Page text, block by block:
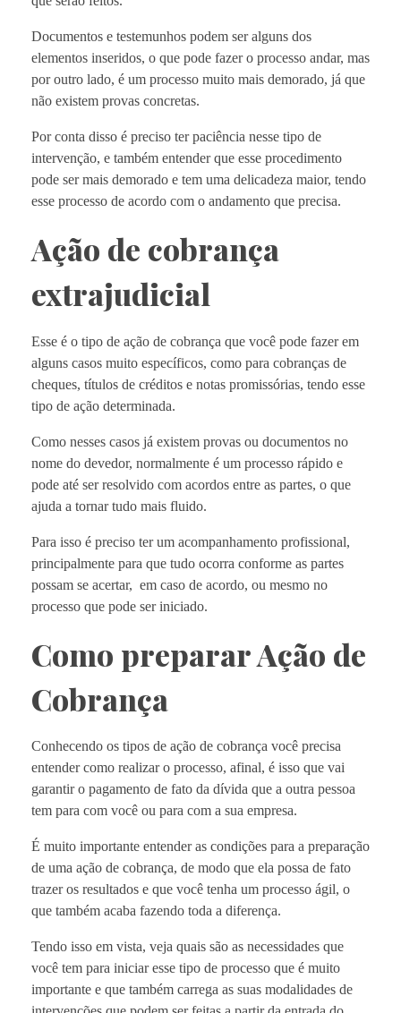
Documentos e testemunhos podem ser alguns dos
elementos inseridos, o que pode fazer o processo andar, mas
por outro lado, é um processo muito mais demorado, já que
não existem provas concretas.
Por conta disso é preciso ter paciência nesse tipo de
intervenção, e também entender que esse procedimento
pode ser mais demorado e tem uma delicadeza maior, tendo
esse processo de acordo com o andamento que precisa.
Ação de cobrança
extrajudicial
Esse é o tipo de ação de cobrança que você pode fazer em
alguns casos muito específicos, como para cobranças de
cheques, títulos de créditos e notas promissórias, tendo esse
tipo de ação determinada.
Como nesses casos já existem provas ou documentos no
nome do devedor, normalmente é um processo rápido e
pode até ser resolvido com acordos entre as partes, o que
ajuda a tornar tudo mais fluido.
Para isso é preciso ter um acompanhamento profissional,
principalmente para que tudo ocorra conforme as partes
possam se acertar, em caso de acordo, ou mesmo no
processo que pode ser iniciado.
Como preparar Ação de
Cobrança
Conhecendo os tipos de ação de cobrança você precisa
entender como realizar o processo, afinal, é isso que vai
garantir o pagamento de fato da dívida que a outra pessoa
tem para com você ou para com a sua empresa.
É muito importante entender as condições para a preparação
de uma ação de cobrança, de modo que ela possa de fato
trazer os resultados e que você tenha um processo ágil, o
que também acaba fazendo toda a diferença.
Tendo isso em vista, veja quais são as necessidades que
você tem para iniciar esse tipo de processo que é muito
importante e que também carrega as suas modalidades de